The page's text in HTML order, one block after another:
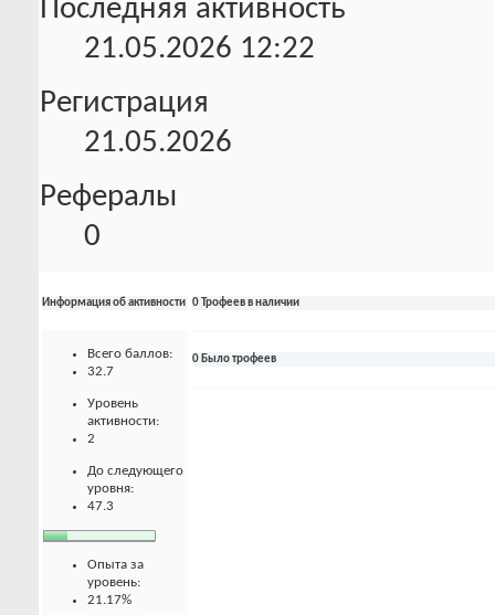
Последняя активность
21.05.2026 12:22
Регистрация
21.05.2026
Рефералы
0
Информация об активности
Всего баллов:
32.7
Уровень
активности:
2
До следующего
уровня:
47.3
Опыта за
уровень:
21.17%
0 Трофеев в наличии
0 Было трофеев